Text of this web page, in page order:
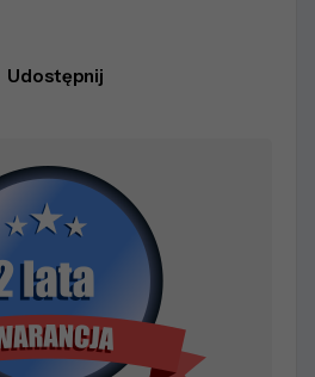
Udostępnij